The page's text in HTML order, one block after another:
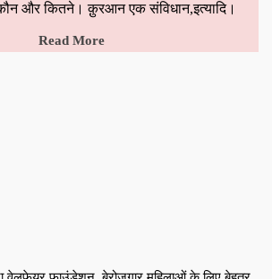
और कितने। क़ुरआन एक संविधान,इत्यादि।
Read More